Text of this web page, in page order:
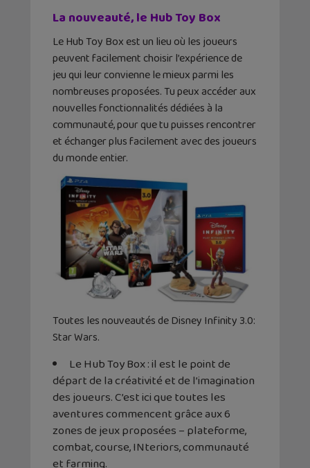
La nouveauté, le Hub Toy Box
Le Hub Toy Box est un lieu où les joueurs
peuvent facilement choisir l’expérience de
jeu qui leur convienne le mieux parmi les
nombreuses proposées. Tu peux accéder aux
nouvelles fonctionnalités dédiées à la
communauté, pour que tu puisses rencontrer
et échanger plus facilement avec des joueurs
du monde entier.
Toutes les nouveautés de Disney Infinity 3.0:
Star Wars.
Le Hub Toy Box : il est le point de
départ de la créativité et de l’imagination
des joueurs. C’est ici que toutes les
aventures commencent grâce aux 6
zones de jeux proposées – plateforme,
combat, course, INteriors, communauté